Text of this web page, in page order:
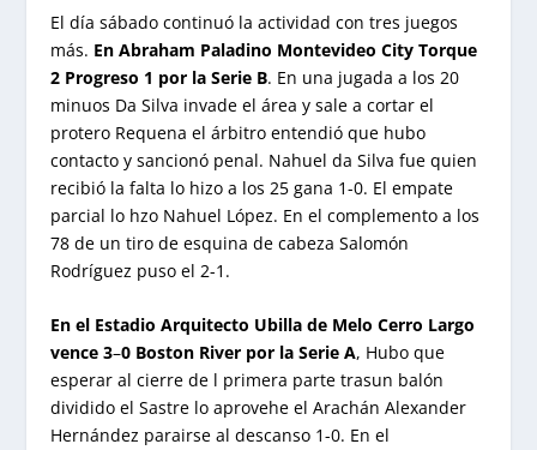
El día sábado continuó la actividad con tres juegos
más. En Abraham Paladino Montevideo City Torque
2 Progreso 1 por la Serie B. En una jugada a los 20
minuos Da Silva invade el área y sale a cortar el
protero Requena el árbitro entendió que hubo
contacto y sancionó penal. Nahuel da Silva fue quien
recibió la falta lo hizo a los 25 gana 1-0. El empate
parcial lo hzo Nahuel López. En el complemento a los
78 de un tiro de esquina de cabeza Salomón
Rodríguez puso el 2-1.
En el Estadio Arquitecto Ubilla de Melo Cerro Largo
vence 3–0 Boston River por la Serie A, Hubo que
esperar al cierre de l primera parte trasun balón
dividido el Sastre lo aprovehe el Arachán Alexander
Hernández parairse al descanso 1-0. En el